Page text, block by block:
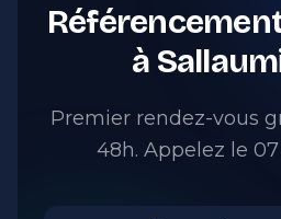
à
Premier rendez-vous
48h. Appelez le 07